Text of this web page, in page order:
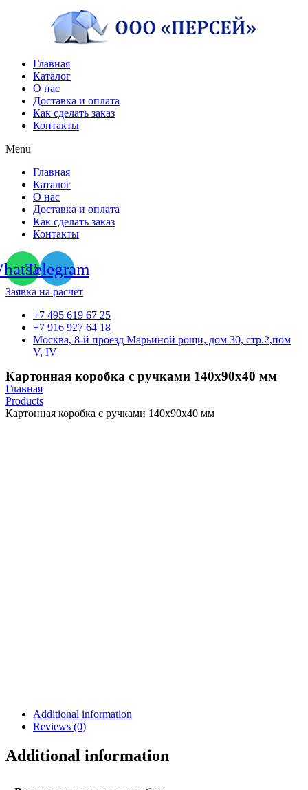
содержимому
Главная
Каталог
О нас
Доставка и оплата
Как сделать заказ
Контакты
Menu
Главная
Каталог
О нас
Доставка и оплата
Как сделать заказ
Контакты
Telegram
Заявка на расчет
+7 495 619 67 25
+7 916 927 64 18
Москва, 8-й проезд Марьиной рощи, дом 30, стр.2,пом
V, IV
Картонная коробка с ручками 140х90х40 мм
Главная
Products
Картонная коробка с ручками 140х90х40 мм
Additional information
Reviews (0)
Additional information